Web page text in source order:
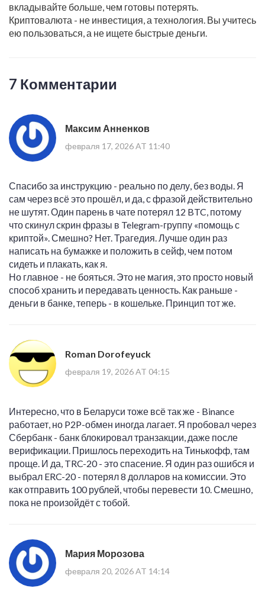
вкладывайте больше, чем готовы потерять.
Криптовалюта - не инвестиция, а технология. Вы учитесь
ею пользоваться, а не ищете быстрые деньги.
7 Комментарии
Максим Анненков
февраля 17, 2026 AT 11:40
Спасибо за инструкцию - реально по делу, без воды. Я
сам через всё это прошёл, и да, с фразой действительно
не шутят. Один парень в чате потерял 12 BTC, потому
что скинул скрин фразы в Telegram-группу «помощь с
криптой». Смешно? Нет. Трагедия. Лучше один раз
написать на бумажке и положить в сейф, чем потом
сидеть и плакать, как я.
Но главное - не бояться. Это не магия, это просто новый
способ хранить и передавать ценность. Как раньше -
деньги в банке, теперь - в кошельке. Принцип тот же.
Roman Dorofeyuck
февраля 19, 2026 AT 04:15
Интересно, что в Беларуси тоже всё так же - Binance
работает, но P2P-обмен иногда лагает. Я пробовал через
Сбербанк - банк блокировал транзакции, даже после
верификации. Пришлось переходить на Тинькофф, там
проще. И да, TRC-20 - это спасение. Я один раз ошибся и
выбрал ERC-20 - потерял 8 долларов на комиссии. Это
как отправить 100 рублей, чтобы перевести 10. Смешно,
пока не произойдёт с тобой.
Мария Морозова
февраля 20, 2026 AT 14:14